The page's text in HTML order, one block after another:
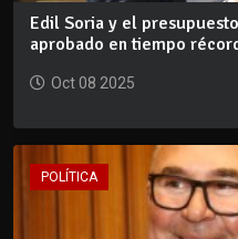
Edil Soria y el
aprobado en tiempo
Oct 08 2025
POLÍTICA